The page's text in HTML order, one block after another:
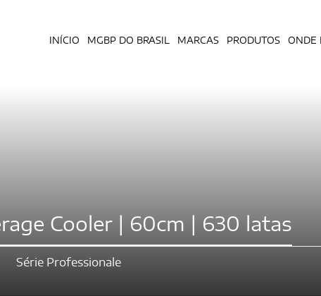
INÍCIO MGBP DO BRASIL MARCAS PRODUTOS ONDE
Cooler | 60cm | 630 latas
Série Professionale